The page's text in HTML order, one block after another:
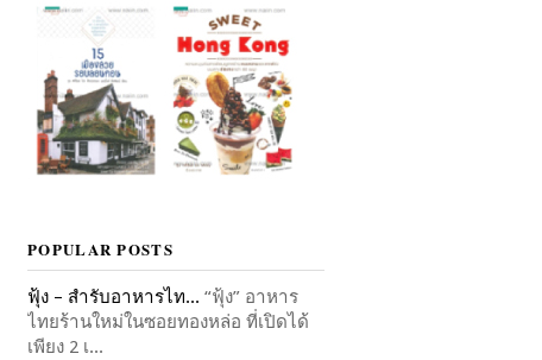
POPULAR POSTS
ฟุ้ง – สำรับอาหารไท... “ฟุ้ง” อาหาร
ไทยร้านใหม่ในซอยทองหล่อ ที่เปิดได้
เพียง 2 เ...